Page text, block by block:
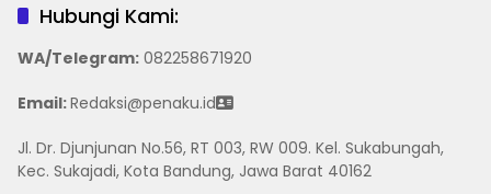
Hubungi Kami:
WA/Telegram: 082258671920
Email:Redaksi@penaku.id
Jl. Dr. Djunjunan No.56, RT 003, RW 009. Kel. Sukabungah,
Kec. Sukajadi, Kota Bandung, Jawa Barat 40162